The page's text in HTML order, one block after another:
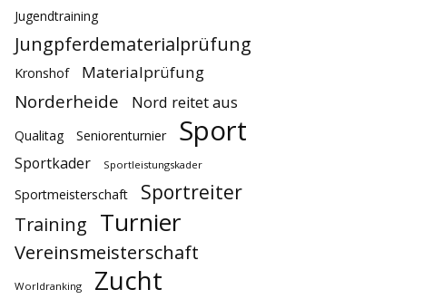
Jugendtraining
Jungpferdematerialprüfung
Kronshof Materialprüfung
Norderheide Nord reitet aus
Qualitag Seniorenturnier Sport
Sportkader Sportleistungskader
Sportmeisterschaft Sportreiter
Training Turnier
Vereinsmeisterschaft
Worldranking Zucht